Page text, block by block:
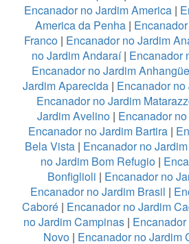
Encanador no Jardim America|
America da Penha |
Franco| Encanador no Jardim
no Jardim Andaraí| Encanador
Encanador no Jardim
Jardim Aparecida | Encanador
Encanador no Jardim
Jardim Avelino| Encanador
Encanador no Jardim Bartira|
Bela Vista| Encanador no
no Jardim Bom Refugio|
Bonfiglioli | Encanador no
Encanador no Jardim Brasil |
Caboré| Encanador no Jardim
no Jardim Campinas|
Novo| Encanador no Jardim